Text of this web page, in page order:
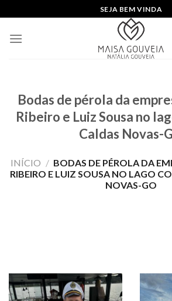
to
content
SEJA BEM VINDA
Bodas de pérola da
Ribeiro e Luiz Sousa no
Caldas Novas-
INÍCIO / BODAS DE PÉROLA DA
RIBEIRO E LUIZ SOUSA NO LAGO
NOVAS-GO